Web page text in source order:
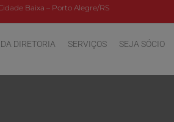
Baixa – Porto Alegre/RS
DIRETORIA SERVIÇOS SEJA SÓCIO